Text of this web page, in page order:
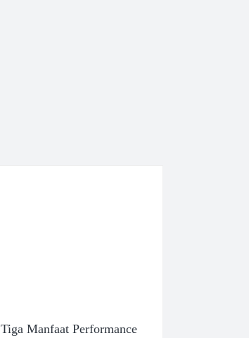
Tiga Manfaat Performance